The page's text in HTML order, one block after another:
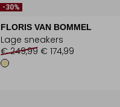
-30%
FLORIS VAN BOMMEL
Lage sneakers
€ 249,99 € 174,99